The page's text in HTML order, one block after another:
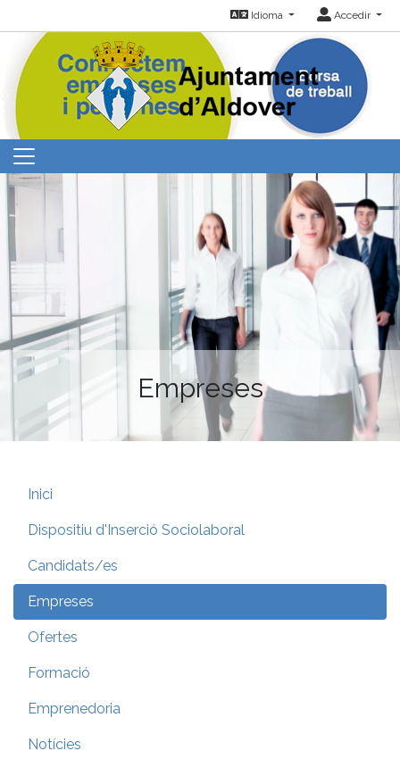
Idioma Accedir
Empreses
Inici
Dispositiu d'Inserció Sociolaboral
Candidats/es
Empreses
Ofertes
Formació
Emprenedoria
Notícies